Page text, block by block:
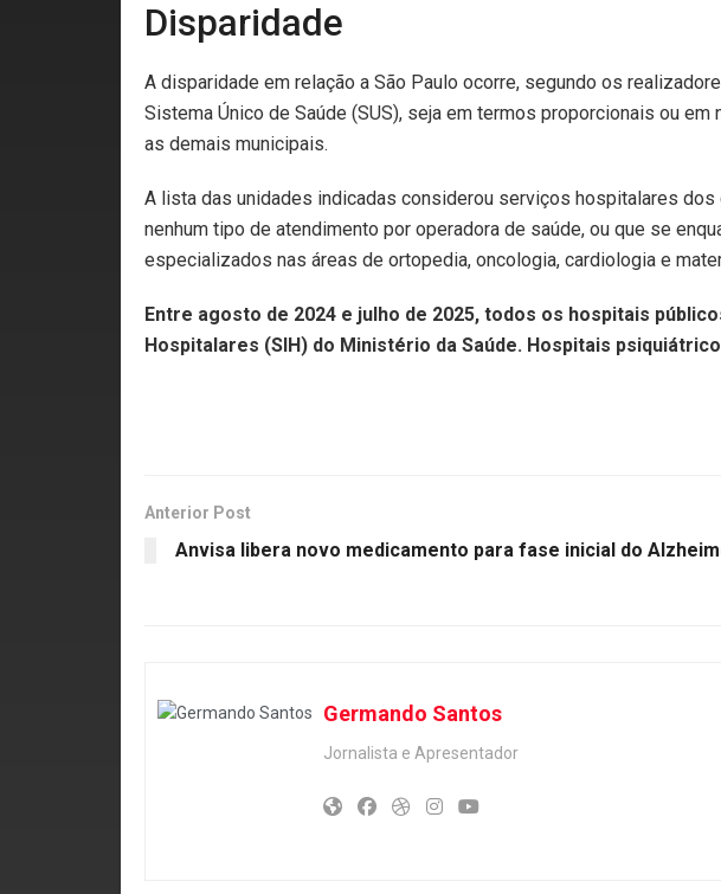
Disparidade
A disparidade em relação a São Paulo ocorre, segundo os
Sistema Único de Saúde (SUS), seja em termos proporcionais ou
as demais municipais.
A lista das unidades indicadas considerou serviços hospitalares
nenhum tipo de atendimento por operadora de saúde, ou que se
especializados nas áreas de ortopedia, oncologia, cardiologia e
Entre agosto de 2024 e julho de 2025, todos os hospitais
Hospitalares (SIH) do Ministério da Saúde. Hospitais
Anterior Post
Anvisa libera novo medicamento para fase inicial do
Germando Santos
Jornalista e Apresentador